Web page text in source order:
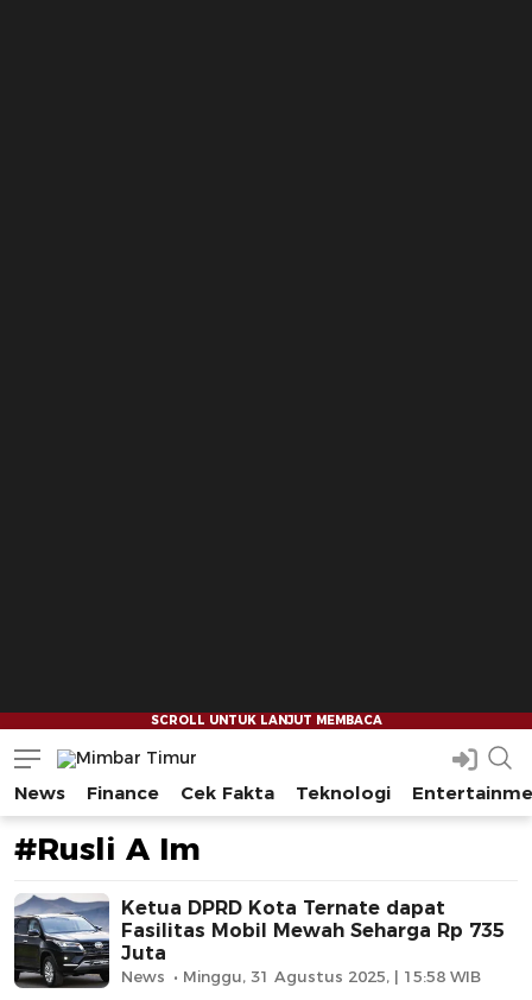
Mimbar Timur
Media Berjaringan Indonesia Timur
News Finance Cek Fakta Teknologi
#Rusli A Im
Ketua DPRD Kota Ternate dapat
Fasilitas Mobil Mewah Seharga Rp 735
Juta
News Minggu, 31 Agustus 2025, | 15:58 WIB